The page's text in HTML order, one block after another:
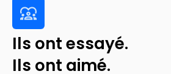
Ils ont essayé.
Ils ont aimé.